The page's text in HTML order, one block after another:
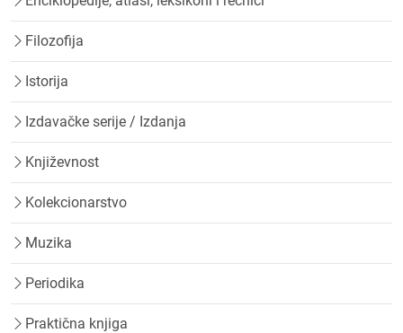
Filozofija
Istorija
Izdavačke serije / Izdanja
Književnost
Kolekcionarstvo
Muzika
Periodika
Praktična knjiga